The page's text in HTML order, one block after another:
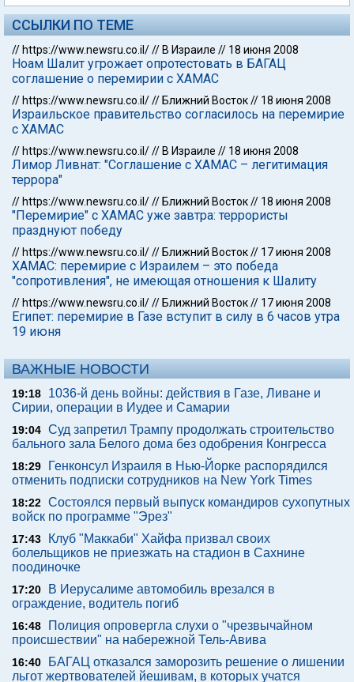
ССЫЛКИ ПО ТЕМЕ
// https://www.newsru.co.il/// В Израиле // 18 июня 2008
Ноам Шалит угрожает опротестовать в БАГАЦ
соглашение о перемирии с ХАМАС
// https://www.newsru.co.il/// Ближний Восток// 18 июня 2008
Израильское правительство согласилось на перемирие
с ХАМАС
// https://www.newsru.co.il/// В Израиле // 18 июня 2008
Лимор Ливнат: "Соглашение с ХАМАС – легитимация
террора"
// https://www.newsru.co.il/// Ближний Восток// 18 июня 2008
"Перемирие" с ХАМАС уже завтра: террористы
празднуют победу
// https://www.newsru.co.il/// Ближний Восток// 17 июня 2008
ХАМАС: перемирие с Израилем – это победа
"сопротивления", не имеющая отношения к Шалиту
// https://www.newsru.co.il/// Ближний Восток// 17 июня 2008
Египет: перемирие в Газе вступит в силу в 6 часов утра
19 июня
ВАЖНЫЕ НОВОСТИ
19:18
1036-й день войны: действия в Газе, Ливане и
Сирии, операции в Иудее и Самарии
19:04 Суд запретил Трампу продолжать строительство
бального зала Белого дома без одобрения Конгресса
18:29
Генконсул Израиля в Нью-Йорке распорядился
отменить подписки сотрудников на New York Times
18:22 Состоялся первый выпуск командиров сухопутных
войск по программе "Эрез"
17:43
Клуб "Маккаби" Хайфа призвал своих
болельщиков не приезжать на стадион в Сахнине
поодиночке
17:20
В Иерусалиме автомобиль врезался в
ограждение, водитель погиб
16:48
Полиция опровергла слухи о "чрезвычайном
происшествии" на набережной Тель-Авива
16:40
БАГАЦ отказался заморозить решение о лишении
льгот жертвователей йешивам, в которых учатся